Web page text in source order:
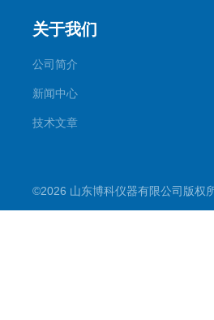
关于我们
公司简介
新闻中心
技术文章
©2026 山东博科仪器有限公司版